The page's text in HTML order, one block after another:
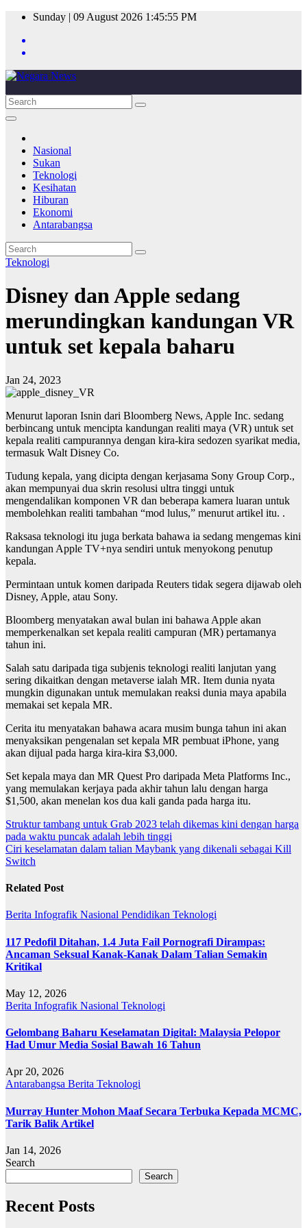
Skip
content
Sunday | 09 August 2026 1:45:55 PM
Nasional
Sukan
Teknologi
Kesihatan
Hiburan
Ekonomi
Antarabangsa
Teknologi
Disney dan Apple sedang
merundingkan kandungan VR
untuk set kepala baharu
Jan 24, 2023
Menurut laporan Isnin dari Bloomberg News, Apple Inc. sedang
berbincang untuk mencipta kandungan realiti maya (VR) untuk set
kepala realiti campurannya dengan kira-kira sedozen syarikat media,
termasuk Walt Disney Co.
Tudung kepala, yang dicipta dengan kerjasama Sony Group Corp.,
akan mempunyai dua skrin resolusi ultra tinggi untuk
mengendalikan komponen VR dan beberapa kamera luaran untuk
membolehkan realiti tambahan “mod lulus,” menurut artikel itu. .
Raksasa teknologi itu juga berkata bahawa ia sedang mengemas kini
kandungan Apple TV+nya sendiri untuk menyokong penutup
kepala.
Permintaan untuk komen daripada Reuters tidak segera dijawab oleh
Disney, Apple, atau Sony.
Bloomberg menyatakan awal bulan ini bahawa Apple akan
memperkenalkan set kepala realiti campuran (MR) pertamanya
tahun ini.
Salah satu daripada tiga subjenis teknologi realiti lanjutan yang
sering dikaitkan dengan metaverse ialah MR. Item dunia nyata
mungkin digunakan untuk memulakan reaksi dunia maya apabila
memakai set kepala MR.
Cerita itu menyatakan bahawa acara musim bunga tahun ini akan
menyaksikan pengenalan set kepala MR pembuat iPhone, yang
akan dijual pada harga kira-kira $3,000.
Set kepala maya dan MR Quest Pro daripada Meta Platforms Inc.,
yang memulakan kerjaya pada akhir tahun lalu dengan harga
$1,500, akan menelan kos dua kali ganda pada harga itu.
Post
navigation
Struktur tambang untuk Grab 2023 telah dikemas kini dengan harga
pada waktu puncak adalah lebih tinggi
Ciri keselamatan dalam talian Maybank yang dikenali sebagai Kill
Switch
Related Post
Berita Infografik Nasional Pendidikan Teknologi
117 Pedofil Ditahan, 1.4 Juta Fail Pornografi Dirampas:
Ancaman Seksual Kanak-Kanak Dalam Talian Semakin
Kritikal
May 12, 2026
Berita Infografik Nasional Teknologi
Gelombang Baharu Keselamatan Digital: Malaysia Pelopor
Had Umur Media Sosial Bawah 16 Tahun
Apr 20, 2026
Antarabangsa Berita Teknologi
Murray Hunter Mohon Maaf Secara Terbuka Kepada MCMC,
Tarik Balik Artikel
Jan 14, 2026
Search
Search
Recent Posts